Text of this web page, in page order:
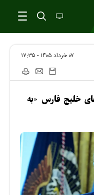
۰۷ خرداد ۱۴۰۵ - ۱۷:۳۵
خلیج فارس «به